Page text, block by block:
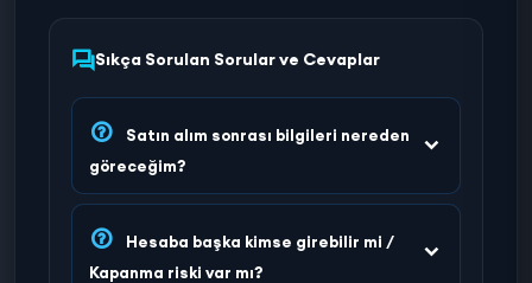
Sıkça Sorulan Sorular ve Cevaplar
Satın alım sonrası bilgileri nereden
göreceğim?
Hesaba başka kimse girebilir mi /
Kapanma riski var mı?